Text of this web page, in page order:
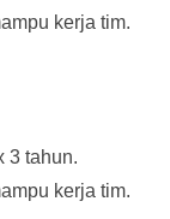
kerja tim.
3 tahun.
kerja tim.